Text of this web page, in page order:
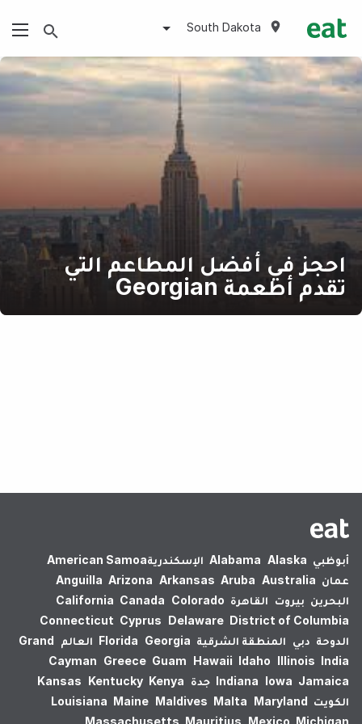
South Dakota
احجز في أفضل المطاعم التي
تقدم أطعمة Georgian
أبوظبي Alabama Alaska الإسكندرية‎American Samoa
عمان
Anguilla Arizona Arkansas Aruba Australia
البحرين بيروت القاهرة California Canada Colorado
Connecticut Cyprus Delaware District of Columbia
الدوحة دبي المنطقة الشرقية Florida Georgia العالم
Grand
Cayman Greece Guam Hawaii Idaho Illinois India
Indiana Iowa Jamaica جدة Kansas Kentucky Kenya
الكويت
Louisiana Maine Maldives Malta Maryland